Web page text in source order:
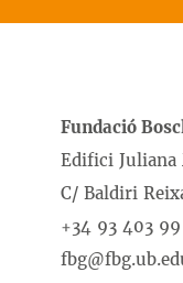
Fundació
Edifici Juliana
C/ Baldiri
+34 93 403